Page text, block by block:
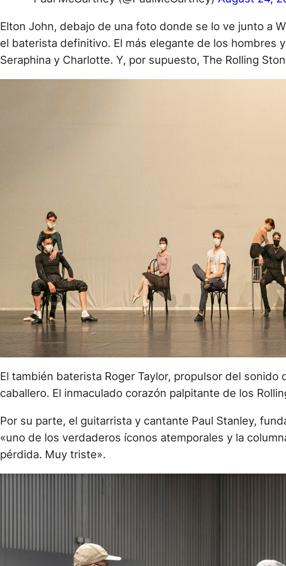
El también baterista Roger Taylor, propulsor del
caballero. El inmaculado corazón palpitante de los
Por su parte, el guitarrista y cantante Paul Stanley,
«uno de los verdaderos íconos atemporales y la